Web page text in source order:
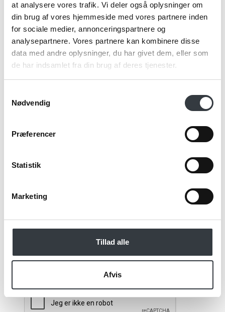
at analysere vores trafik. Vi deler også oplysninger om
din brug af vores hjemmeside med vores partnere inden
for sociale medier, annonceringspartnere og
analysepartnere. Vores partnere kan kombinere disse
data med andre oplysninger, du har givet dem, eller som
de har indsamlet fra din brug af deres tjenester.
Nødvendig
Præferencer
Statistik
Marketing
Tillad alle
Afvis
Firma*
Telefonnr.*
Email*
specialistenspersondatapolitik. *
*Obligatorisk